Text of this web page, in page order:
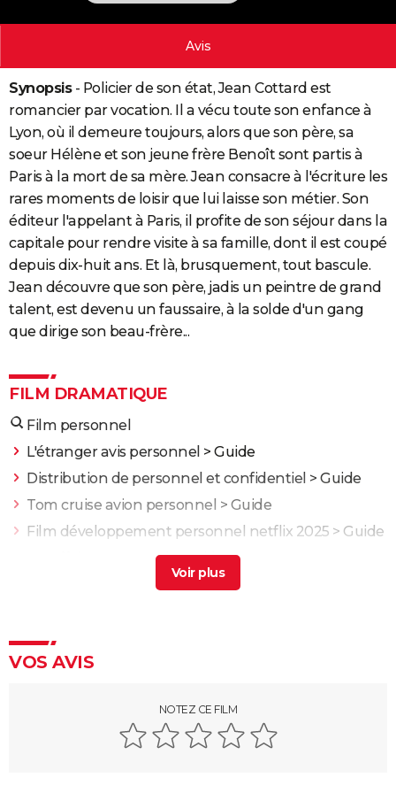
PHOTO
BONS PLANS
CARTE DE VOEUX
Carte de Noël
Carte Bonne année
Carte Saint-Valentin
Carte Pâques
Carte d'anniversaire
Dictionnaire
Biographies
Citations
Expressions
Proverbes
PROGRAMME TV
COPAINS D'AVANT
S'inscrire
Se connecter
Lycées
Collèges
Primaires
Universités
Entreprises
Service militaire
Avis de recherche
AVIS DE DÉCÈS
FORUM
Bricolage
Lifestyle
Culture
Sport
Auto
Television
Voyage
Cinema
Avis
Synopsis- Policier de son état, Jean Cottard est
romancier par vocation. Il a vécu toute son enfance à
Lyon, où il demeure toujours, alors que son père, sa
soeur Hélène et son jeune frère Benoît sont partis à
Paris à la mort de sa mère. Jean consacre à l'écriture les
rares moments de loisir que lui laisse son métier. Son
éditeur l'appelant à Paris, il profite de son séjour dans la
capitale pour rendre visite à sa famille, dont il est coupé
depuis dix-huit ans. Et là, brusquement, tout bascule.
Jean découvre que son père, jadis un peintre de grand
talent, est devenu un faussaire, à la solde d'un gang
que dirige son beau-frère...
FILM DRAMATIQUE
Film personnel
L'étranger avis personnel > Guide
Distribution de personnel et confidentiel > Guide
Tom cruise avion personnel > Guide
Film développement personnel netflix 2025 > Guide
Un affaire personnel> Guide
L'Odyssée : "chef d'oeuvre épique", "expérience
son mari ? Ce qu'en dit la réalisatrice Justine Triet
Voyage au bout de l'enfer
VOS AVIS
NOTEZ CE FILM